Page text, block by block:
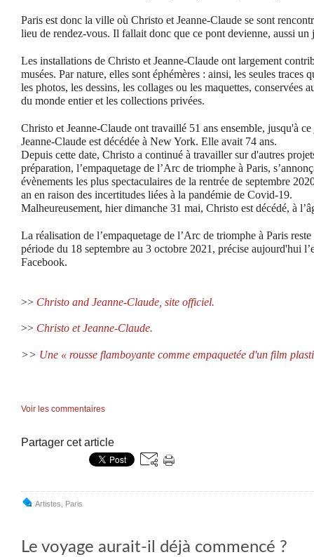
Paris est donc la ville où Christo et Jeanne-Claude se sont
lieu de rendez-vous. Il fallait donc que ce pont devienne, aussi un
Les installations de Christo et Jeanne-Claude ont largement
musées. Par nature, elles sont éphémères : ainsi, les seules traces
les photos, les dessins, les collages ou les maquettes, conservées
du monde entier et les collections privées.
Christo et Jeanne-Claude ont travaillé 51 ans ensemble, jusqu'à
Jeanne-Claude est décédée à New York. Elle avait 74 ans.
Depuis cette date, Christo a continué à travailler sur d'autres
préparation, l’empaquetage de l’Arc de triomphe à Paris,
évènements les plus spectaculaires de la rentrée de septembre
an en raison des incertitudes liées à la pandémie de Covid-19.
Malheureusement, hier dimanche 31 mai, Christo est décédé, à
La réalisation de l’empaquetage de l’Arc de triomphe à Paris reste
période du 18 septembre au 3 octobre 2021, précise aujourd'hui
Facebook.
>> Christo and Jeanne-Claude, site officiel.
>> Christo et Jeanne-Claude.
>> Une « rousse flamboyante comme empaquetée d'un film
Voir les commentaires
Partager cet article
Artistes Paris
Le voyage aurait-il déjà commencé ?